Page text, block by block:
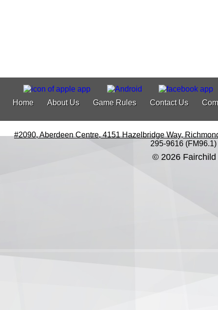
Home About Us Game Rules Contact Us
#2090, Aberdeen Centre, 4151 Hazelbridge Way,
295-9616 (FM96.1)
© 2026 Fairchild